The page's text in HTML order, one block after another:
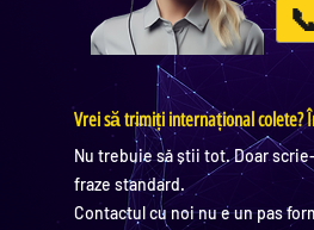
Vrei să trimiți internațional colete?
Nu trebuie să știi tot. Doar
fraze standard.
Contactul cu noi nu e un pas